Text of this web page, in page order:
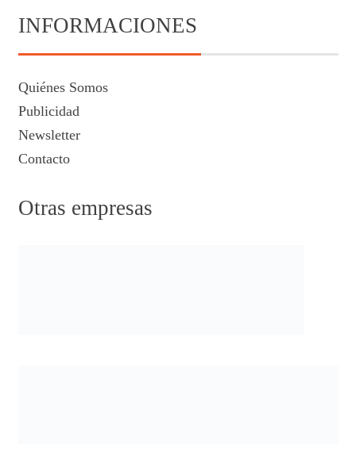
INFORMACIONES
Quiénes Somos
Publicidad
Newsletter
Contacto
Otras empresas